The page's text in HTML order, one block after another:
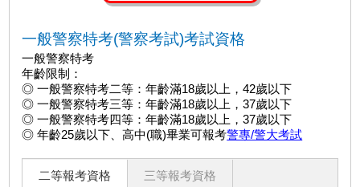
一般警察特考(警察考試)考試資格
一般警察特考
年齡限制：
◎ 一般警察特考二等：年齡滿18歲以上，42歲以下
◎ 一般警察特考三等：年齡滿18歲以上，37歲以下
◎ 一般警察特考四等：年齡滿18歲以上，37歲以下
◎ 年齡25歲以下、高中(職)畢業可報考警專/警大考試
二等報考資格 三等報考資格